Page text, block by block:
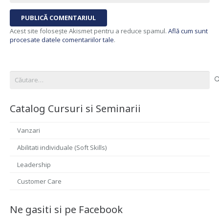
PUBLICĂ COMENTARIUL
Acest site folosește Akismet pentru a reduce spamul. Află cum sunt
procesate datele comentariilor tale.
după:
Catalog Cursuri si Seminarii
Vanzari
Abilitati individuale (Soft Skills)
Leadership
Customer Care
Ne gasiti si pe Facebook